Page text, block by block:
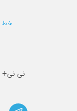
خط
نی نی+